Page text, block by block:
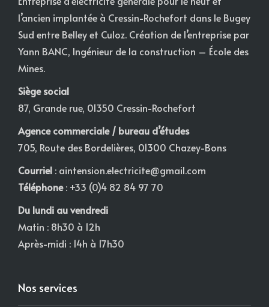
l’ancien implantée à Cressin-Rochefort dans le Bugey
Sud entre Belley et Culoz. Création de l’entreprise par
Yann BANC, Ingénieur de la construction – École des
Mines.
Siège social
87, Grande rue, 01350 Cressin-Rochefort
Agence commerciale / bureau d’études
705, Route des Bordelières, 01300 Chazey-Bons
Courriel : aintension.electricite@gmail.com
Téléphone: +33 (0)4 82 84 97 70
Du lundi au vendredi
Matin : 8h30 à 12h
Après-midi : 14h à 17h30
Nos services